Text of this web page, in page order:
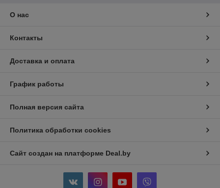
О нас
Контакты
Доставка и оплата
График работы
Полная версия сайта
Политика обработки cookies
Сайт создан на платформе Deal.by